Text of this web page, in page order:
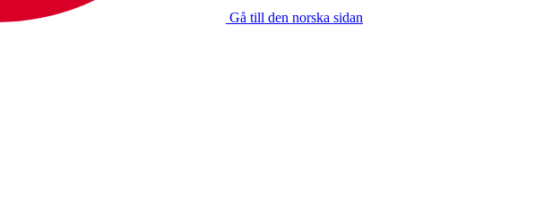
Gå till den norska sidan